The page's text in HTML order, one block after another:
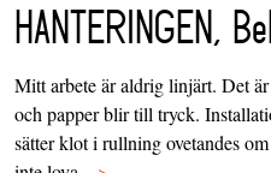
HANTERINGEN,
Mitt arbete är aldrig linjärt. Det
och papper blir till tryck.
sätter klot i rullning ovetandes